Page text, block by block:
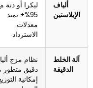
ألياف
الإيلاستين
ليكرا أو دنة مع
95%+ تمتد
معدلات
الاسترداد
آلة الخلط
الدقيقة
نظام مزج ألياف
دقيق متطور مع
إمكانية التوزيع